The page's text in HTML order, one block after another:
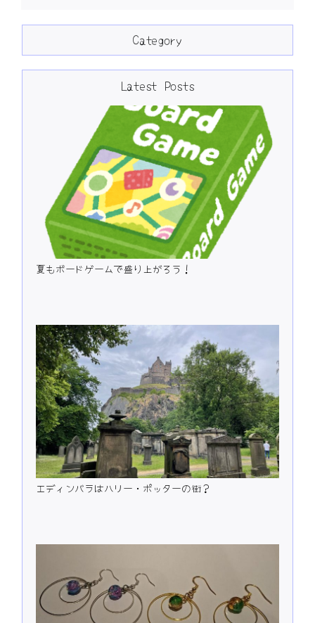
Category
Latest Posts
夏もボードゲームで盛り上がろう！
エディンバラはハリー・ポッターの街？